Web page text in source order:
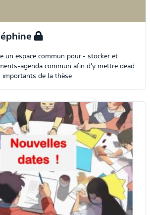
un espace commun pour:- stocker et
agenda commun afin d'y mettre dead
importants de la thèse